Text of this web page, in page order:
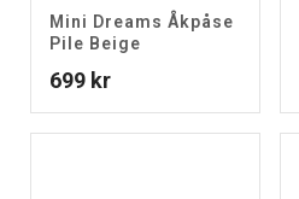
Mini Dreams Åkpåse
Pile Beige
699 kr